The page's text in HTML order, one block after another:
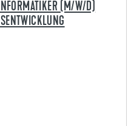
(M/W/D)